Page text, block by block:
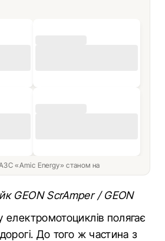
«Amic Energy» станом на
GEON ScrAmper / GEON
електромотоциклів полягає
До того ж частина з